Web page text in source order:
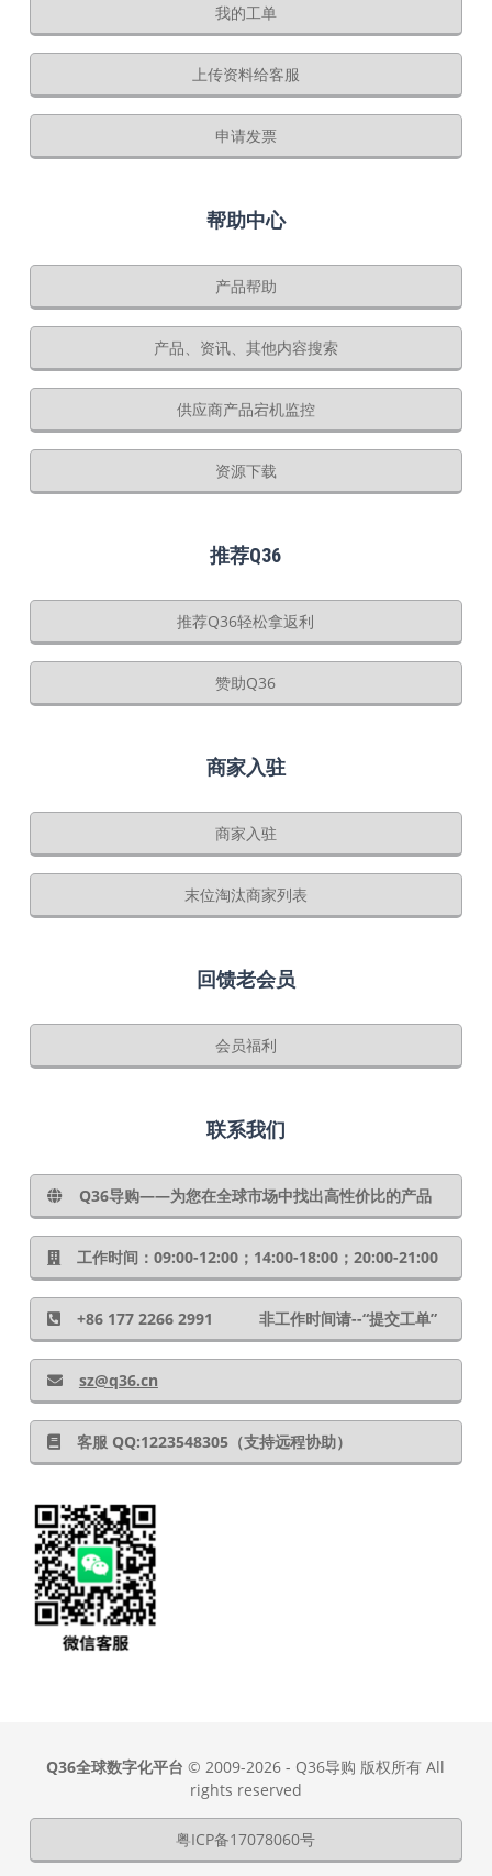
我的工单
上传资料给客服
申请发票
帮助中心
产品帮助
产品、资讯、其他内容搜索
供应商产品宕机监控
资源下载
推荐Q36
推荐Q36轻松拿返利
赞助Q36
商家入驻
商家入驻
末位淘汰商家列表
回馈老会员
会员福利
联系我们
Q36导购——为您在全球市场中找出高性价比的产品
工作时间：09:00-12:00；14:00-18:00；20:00-21:00
+86 177 2266 2991 非工作时间请--“提交工单”
sz@q36.cn
客服 QQ:1223548305（支持远程协助）
Q36全球数字化平台 © 2009-2026 - Q36导购 版权所有 All
rights reserved
粤ICP备17078060号